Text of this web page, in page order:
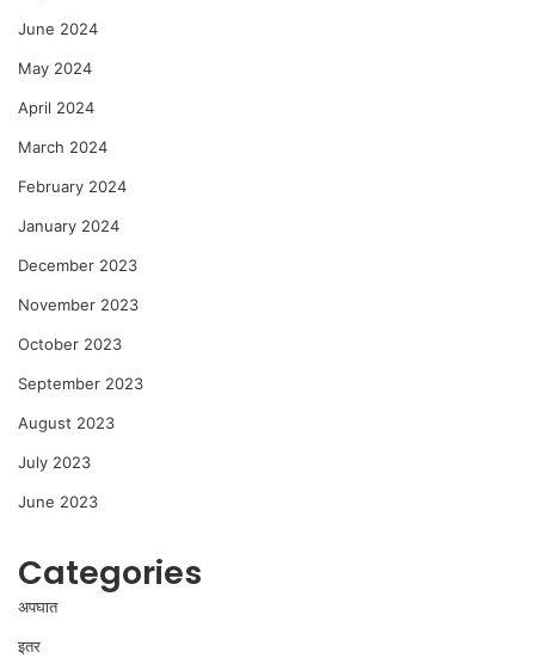
June 2024
May 2024
April 2024
March 2024
February 2024
January 2024
December 2023
November 2023
October 2023
September 2023
August 2023
July 2023
June 2023
Categories
अपघात
इतर